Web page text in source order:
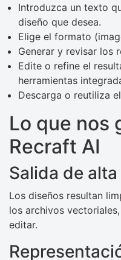
Introduzca un texto
diseño que desea.
Elige el formato
Generar y revisar los
Edite o refine el
herramientas
Descarga o reutiliza
Lo que nos
Recraft AI
Salida de
Los diseños resultan
los archivos
editar.